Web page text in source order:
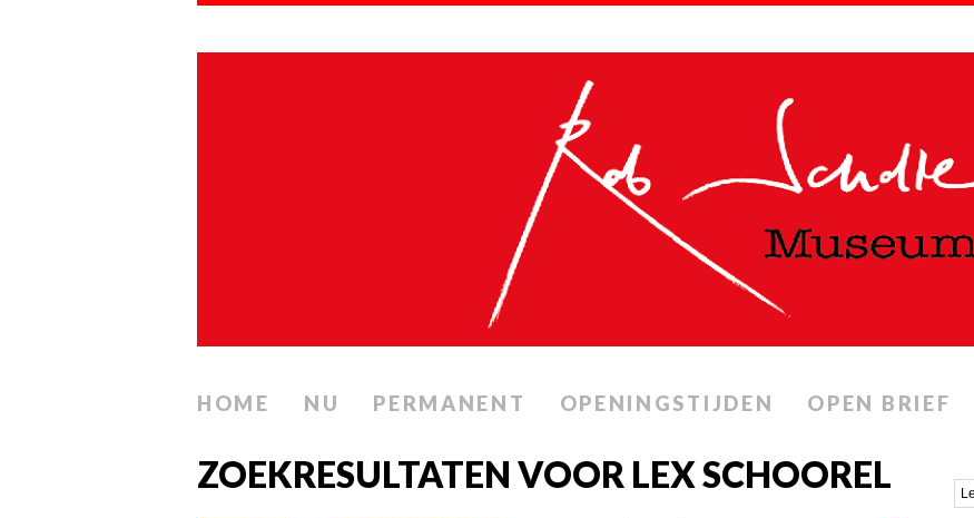
HOME NU PERMANENT OPENINGSTIJDEN OPEN BRIEF
ZOEKRESULTATEN VOOR LEX SCHOOREL